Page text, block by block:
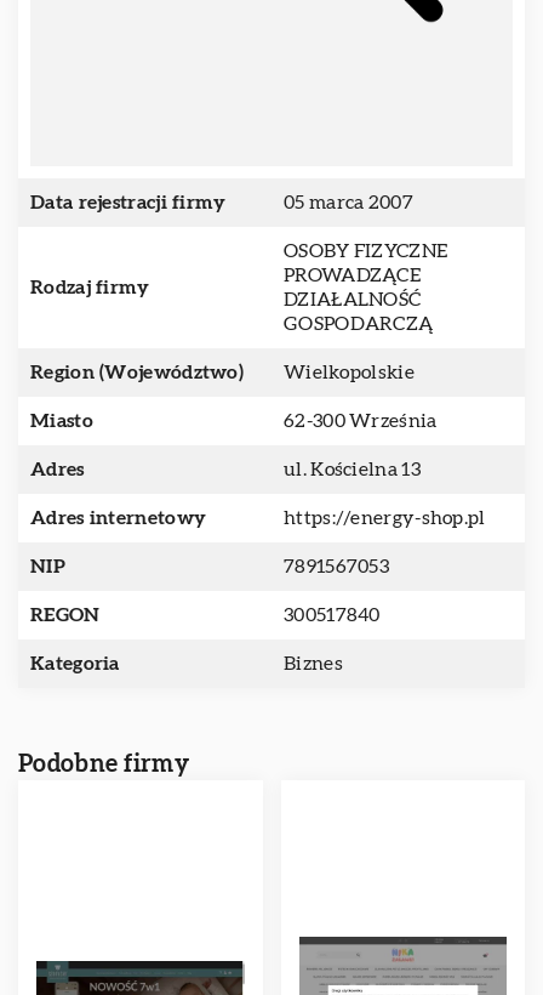
Data rejestracji firmy 05 marca 2007
Rodzaj firmy
OSOBY FIZYCZNE
PROWADZĄCE
DZIAŁALNOŚĆ
GOSPODARCZĄ
Region (Województwo) Wielkopolskie
Miasto 62-300 Września
Adres ul. Kościelna 13
Adres internetowy https://energy-shop.pl
NIP 7891567053
REGON 300517840
Kategoria Biznes
Podobne firmy